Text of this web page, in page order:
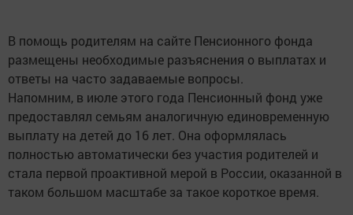
В помощь родителям на сайте Пенсионного фонда
размещены необходимые разъяснения о выплатах и
ответы на часто задаваемые вопросы.
Напомним, в июле этого года Пенсионный фонд уже
предоставлял семьям аналогичную единовременную
выплату на детей до 16 лет. Она оформлялась
полностью автоматически без участия родителей и
стала первой проактивной мерой в России, оказанной в
таком большом масштабе за такое короткое время.